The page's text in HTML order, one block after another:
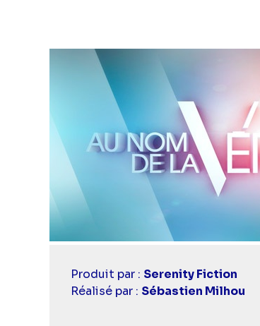
Casting
simba
Produit par : Serenity Fiction
Réalisé par : Sébastien Milhou